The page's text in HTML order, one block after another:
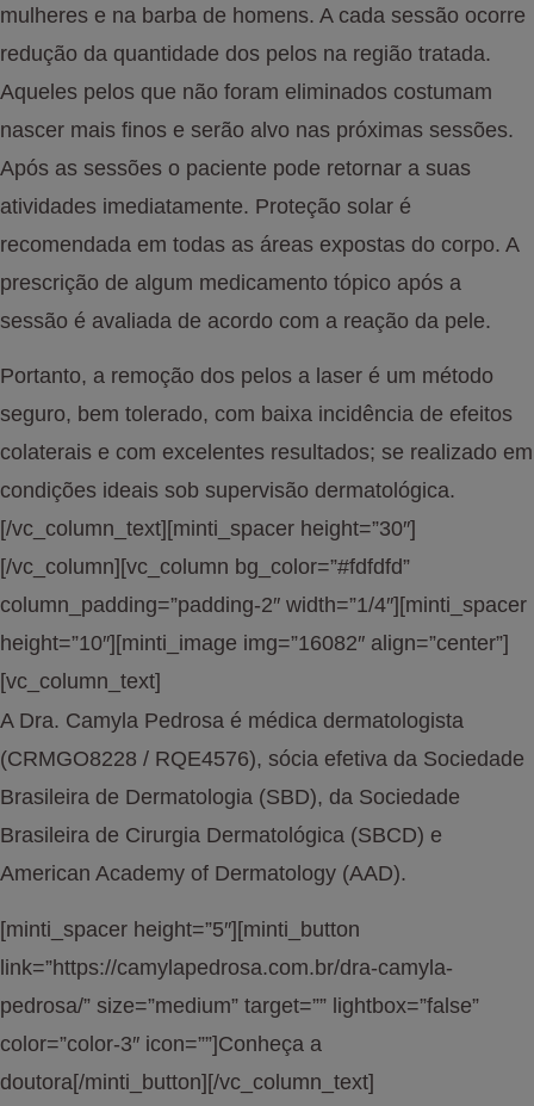
mulheres e na barba de homens. A cada sessão ocorre
redução da quantidade dos pelos na região tratada.
Aqueles pelos que não foram eliminados costumam
nascer mais finos e serão alvo nas próximas sessões.
Após as sessões o paciente pode retornar a suas
atividades imediatamente. Proteção solar é
recomendada em todas as áreas expostas do corpo. A
prescrição de algum medicamento tópico após a
sessão é avaliada de acordo com a reação da pele.
Portanto, a remoção dos pelos a laser é um método
seguro, bem tolerado, com baixa incidência de efeitos
colaterais e com excelentes resultados; se realizado em
condições ideais sob supervisão dermatológica.
[/vc_column_text][minti_spacer height=”30″]
[/vc_column][vc_column bg_color=”#fdfdfd”
column_padding=”padding-2″ width=”1/4″][minti_spacer
height=”10″][minti_image img=”16082″ align=”center”]
[vc_column_text]
A Dra. Camyla Pedrosa é médica dermatologista
(CRMGO8228 / RQE4576), sócia efetiva da Sociedade
Brasileira de Dermatologia (SBD), da Sociedade
Brasileira de Cirurgia Dermatológica (SBCD) e
American Academy of Dermatology (AAD).
[minti_spacer height=”5″][minti_button
link=”https://camylapedrosa.com.br/dra-camyla-
pedrosa/” size=”medium” target=”” lightbox=”false”
color=”color-3″ icon=””]Conheça a
doutora[/minti_button][/vc_column_text]